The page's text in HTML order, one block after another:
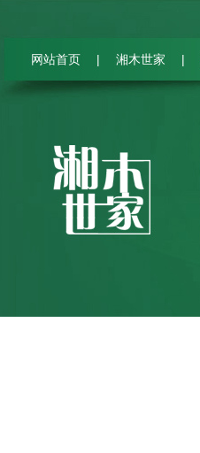
网站首页 | 湘木世家 |